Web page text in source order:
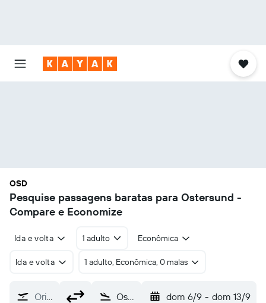
OSD
Pesquise passagens baratas para Ostersund -
Compare e Economize
Ida e volta 1 adulto Econômica
Ida e volta 1 adulto, Econômica, 0 malas
Origem Ostersund Åre Östersund (OSD) dom 6/9 - dom 13/9